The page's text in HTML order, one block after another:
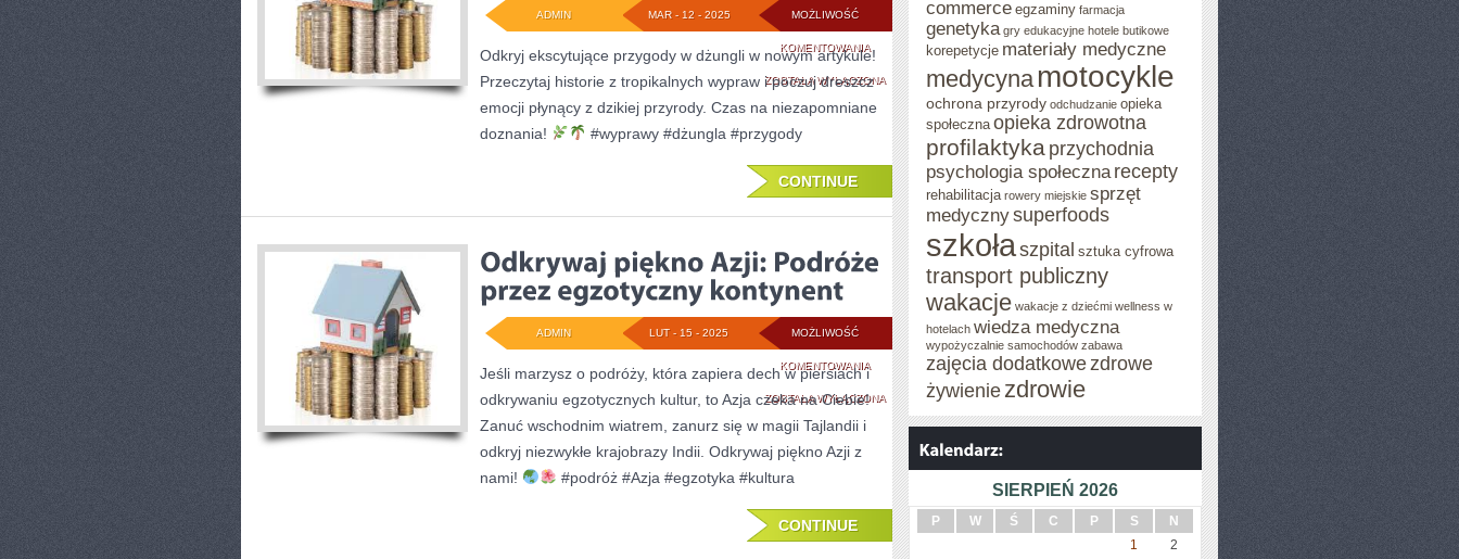
MOŻLIWOŚĆ
KOMENTOWANIAEKSCYTUJĄCE
PRZYGODY
W
DŻUNGLI:
HISTORIE
TROPIKALNYCH
WYPRAW
ZOSTAŁA WYŁĄCZONA
MAR - 12 - 2025
ADMIN
Odkryj ekscytujące przygody w dżungli w nowym artykule!
Przeczytaj historie z tropikalnych wypraw i poczuj dreszcz
emocji płynący z dzikiej przyrody. Czas na niezapomniane
doznania!
#wyprawy #dżungla #przygody
CONTINUE
MOŻLIWOŚĆ
KOMENTOWANIAODKRYWAJ
PIĘKNO
AZJI:
PODRÓŻE
PRZEZ
EGZOTYCZNY
ZOSTAŁA WYŁĄCZONA
LUT - 15 - 2025
ADMIN
Jeśli marzysz o podróży, która zapiera dech w piersiach i
odkrywaniu egzotycznych kultur, to Azja czeka na Ciebie!
Zanuć wschodnim wiatrem, zanurz się w magii Tajlandii i
odkryj niezwykłe krajobrazy Indii. Odkrywaj piękno Azji z
nami!
#podróż #Azja #egzotyka #kultura
CONTINUE
commerce egzaminy farmacja
genetyka gry edukacyjne hotele butikowe
korepetycje materiały medyczne
medycyna motocykle
ochrona przyrody odchudzanie opieka
społeczna opieka zdrowotna
profilaktyka przychodnia
psychologia społeczna recepty
rehabilitacja rowery miejskie sprzęt
medycznysuperfoods
szkołaszpital sztuka cyfrowa
transport publiczny
wakacje wakacje z dziećmi wellness w
hotelach wiedza medyczna
wypożyczalnie samochodów zabawa
zajęcia dodatkowezdrowe
żywienie zdrowie
SIERPIEŃ 2026
P W Ś C P S
N
1
2